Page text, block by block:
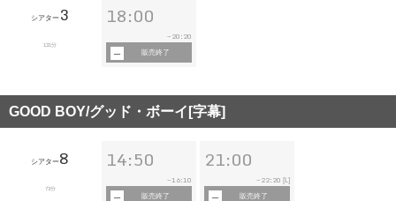
シアター 3
131分
18:00
~ 20:20
販売終了
GOOD BOY/グッド・ボーイ[字幕]
シアター8
73分
14:50
~ 16:10
販売終了
21:00
~ 22:20 [L]
販売終了